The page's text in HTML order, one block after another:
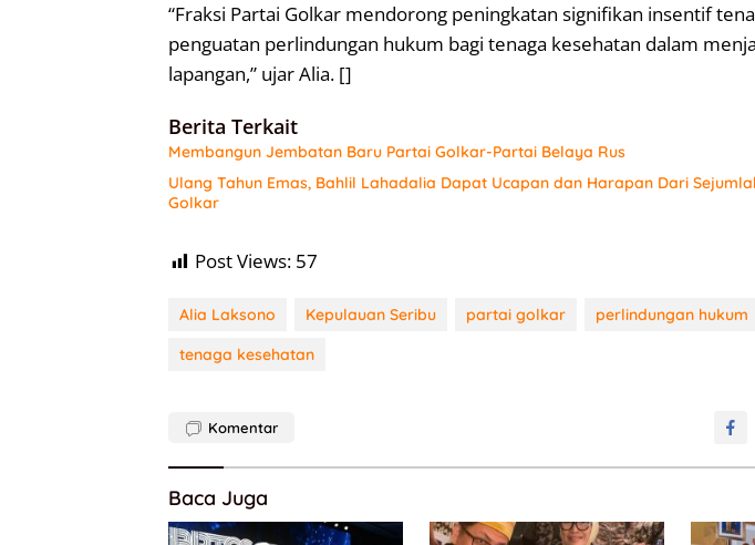
“Fraksi Partai Golkar mendorong peningkatan signifikan insentif
penguatan perlindungan hukum bagi tenaga kesehatan dalam
lapangan,” ujar Alia. []
Berita Terkait
Membangun Jembatan Baru Partai Golkar-Partai Belaya Rus
Ulang Tahun Emas, Bahlil Lahadalia Dapat Ucapan dan Harapan Dari
Golkar
Post Views: 57
Alia Laksono Kepulauan Seribu partai golkar
perlindungan hukum
tenaga kesehatan
Komentar
Baca Juga